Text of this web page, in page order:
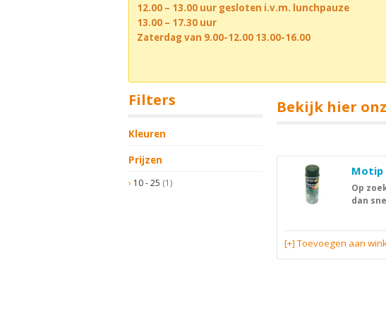
12.00 – 13.00 uur gesloten i.v.m. lunchpauze
13.00 – 17.30 uur
Zaterdag van 9.00-12.00 13.00-16.00
Filters
Kleuren
Prijzen
10 - 25 (1)
Bekijk hier
Motip
Op
dan
[+] Toevoegen aan